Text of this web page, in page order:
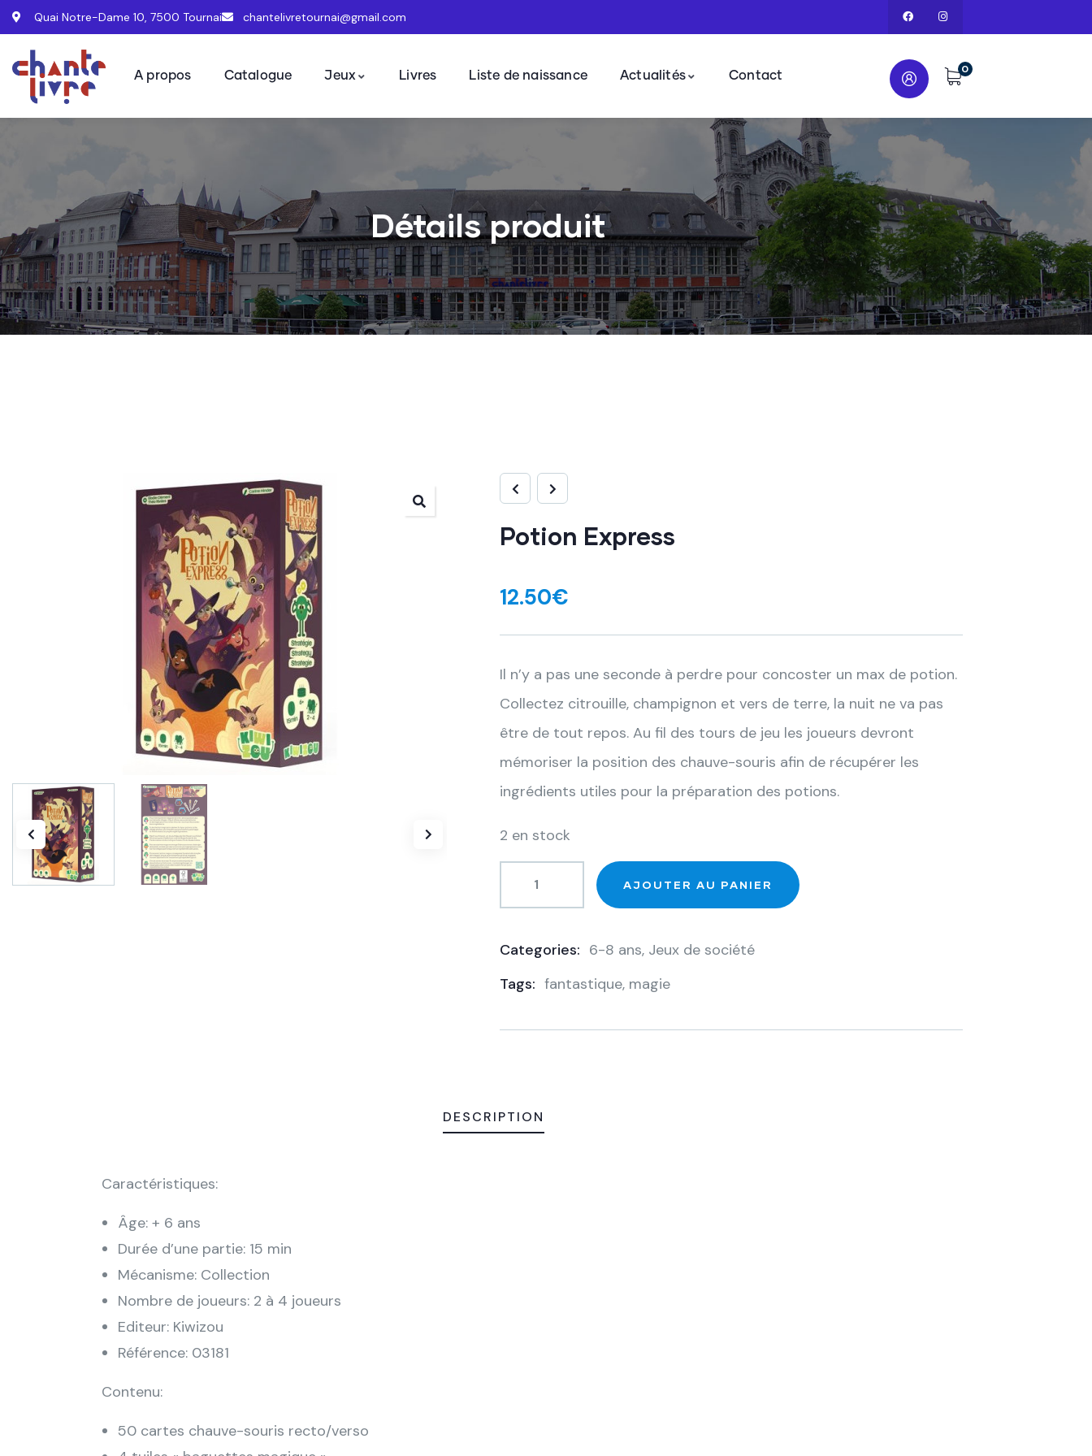
Quai Notre-Dame 10, 7500 Tournai chantelivretournai@gmail.com
A propos Catalogue Jeux Livres Liste de naissance Actualités Contact
0
Détails produit
Potion Express
12.50€
Il n’y a pas une seconde à perdre pour concoster un max de potion.
Collectez citrouille, champignon et vers de terre, la nuit ne va pas
être de tout repos. Au fil des tours de jeu les joueurs devront
mémoriser la position des chauve-souris afin de récupérer les
ingrédients utiles pour la préparation des potions.
2 en stock
AJOUTER AU PANIER
Categories: 6-8 ans, Jeux de société
Tags: fantastique, magie
DESCRIPTION
Caractéristiques:
Âge: + 6 ans
Durée d’une partie: 15 min
Mécanisme: Collection
Nombre de joueurs: 2 à 4 joueurs
Editeur: Kiwizou
Référence: 03181
Contenu:
50 cartes chauve-souris recto/verso